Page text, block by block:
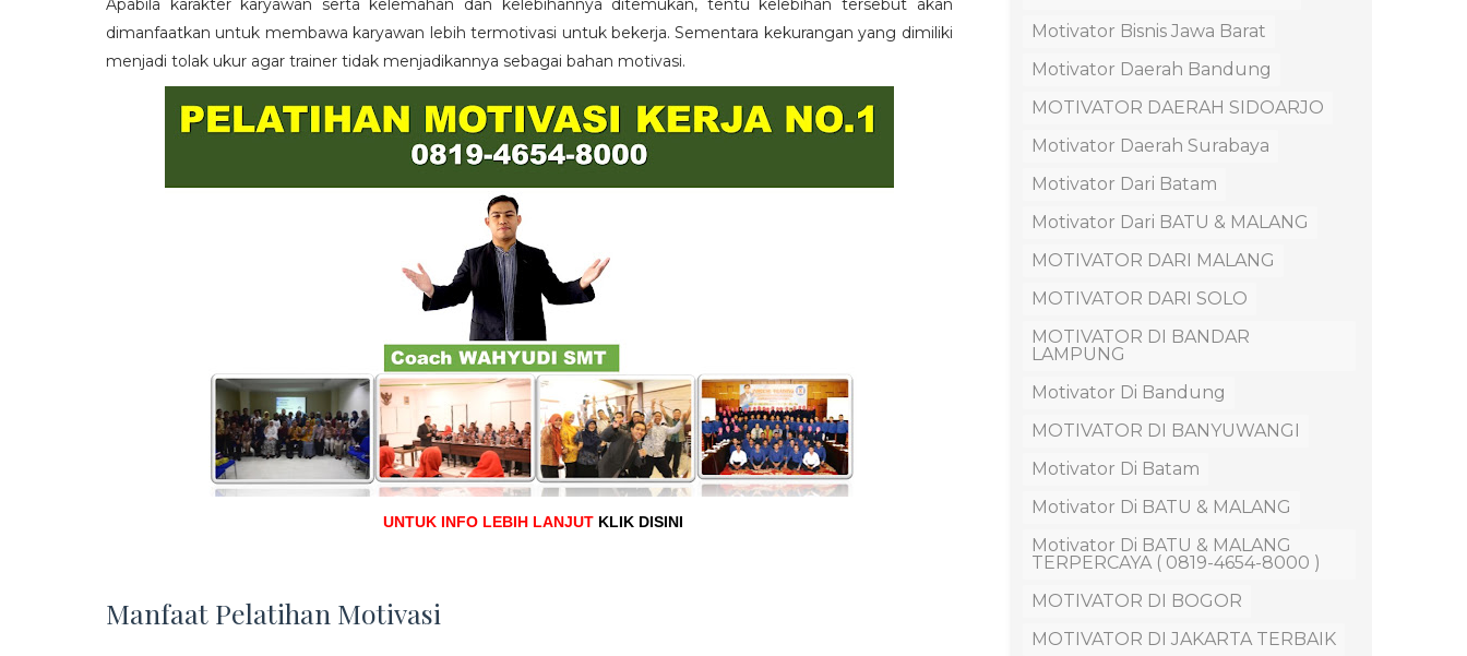
Apabila karakter karyawan serta kelemahan dan kelebihannya ditemukan, tentu kelebihan tersebut akan
dimanfaatkan untuk membawa karyawan lebih termotivasi untuk bekerja. Sementara kekurangan yang dimiliki
menjadi tolak ukur agar trainer tidak menjadikannya sebagai bahan motivasi.
UNTUK INFO LEBIH LANJUT KLIK DISINI
Manfaat Pelatihan Motivasi
Motivator Bisnis Jawa Barat
Motivator Daerah Bandung
MOTIVATOR DAERAH SIDOARJO
Motivator Daerah Surabaya
Motivator Dari Batam
Motivator Dari BATU & MALANG
MOTIVATOR DARI MALANG
MOTIVATOR DARI SOLO
MOTIVATOR DI BANDAR
LAMPUNG
Motivator Di Bandung
MOTIVATOR DI BANYUWANGI
Motivator Di Batam
Motivator Di BATU & MALANG
Motivator Di BATU & MALANG
TERPERCAYA ( 0819-4654-8000 )
MOTIVATOR DI BOGOR
MOTIVATOR DI JAKARTA TERBAIK